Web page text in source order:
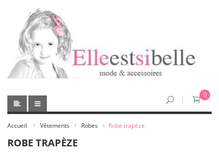
0
Accueil Vêtements Robes Robe trapèze
ROBE TRAPÈZE